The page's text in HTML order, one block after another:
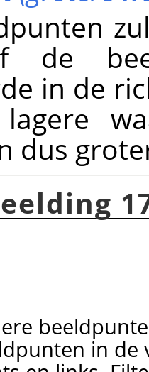
de
in de
dus
in de